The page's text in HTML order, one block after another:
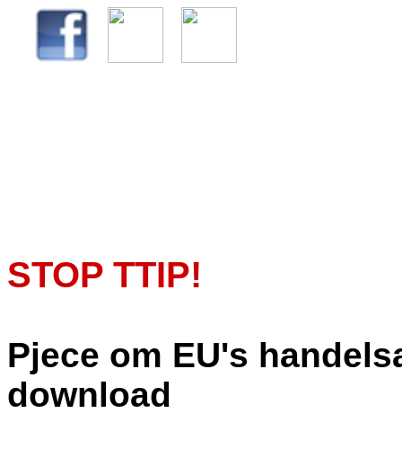
STOP TTIP!
Pjece om EU's
download